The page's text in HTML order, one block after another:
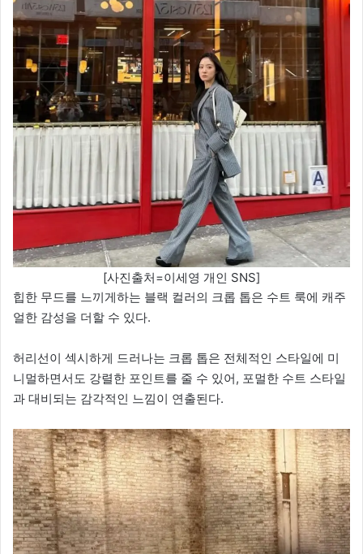
[사진출처=이세영 개인 SNS]
힙한 무드를 느끼게하는 블랙 컬러의 크롭 톱은 수트 룩에 캐주
얼한 감성을 더할 수 있다.
허리선이 섹시하게 드러나는 크롭 톱은 전체적인 스타일에 미
니멀하면서도 강렬한 포인트를 줄 수 있어, 포멀한 수트 스타일
과 대비되는 감각적인 느낌이 연출된다.